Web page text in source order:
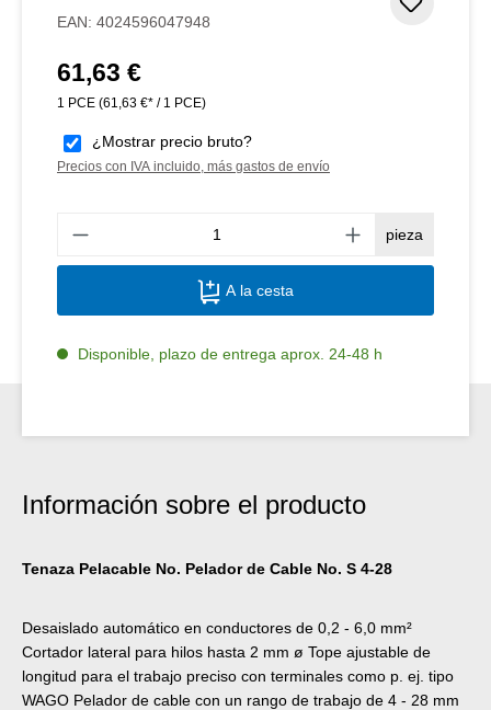
EAN: 4024596047948
Precio normal:
61,63 €
1 PCE (61,63 €* / 1 PCE)
¿Mostrar precio bruto?
Precios con IVA incluido, más gastos de envío
pieza
A la cesta
Disponible, plazo de entrega aprox. 24-48 h
Información sobre el producto
Tenaza Pelacable No. Pelador de Cable No. S 4-28
Desaislado automático en conductores de 0,2 - 6,0 mm²
Cortador lateral para hilos hasta 2 mm ø Tope ajustable de
longitud para el trabajo preciso con terminales como p. ej. tipo
WAGO Pelador de cable con un rango de trabajo de 4 - 28 mm